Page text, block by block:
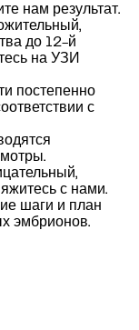
нам результат.
до 12-й
на УЗИ
постепенно
с
с нами.
шаги и план
эмбрионов.